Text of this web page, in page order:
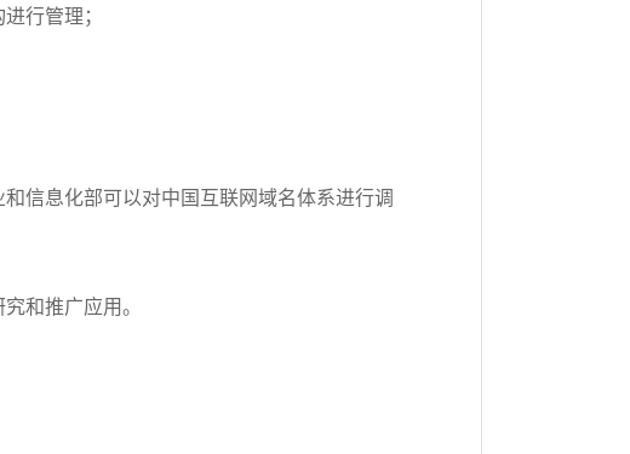
行管理；
信息化部可以对中国互联网域名体系进行调
和推广应用。